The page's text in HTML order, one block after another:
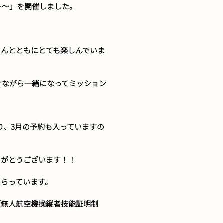
」を開催しました。
とともにとても楽しんでいま
がら一緒になってミッション
3月の予約も入っていますの
とうございます！！
っています。
人航空機操縦者技能証明制